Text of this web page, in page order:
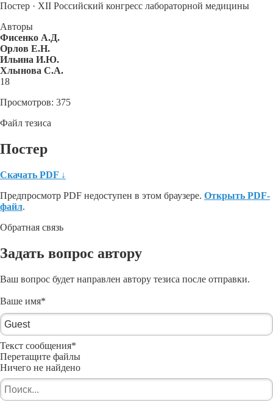
Постер · XII Российский конгресс лабораторной медицины
Авторы
Фисенко А.Д.
Орлов Е.Н.
Ильина И.Ю.
Хлынова С.А.
18
Просмотров: 375
Файл тезиса
Постер
Скачать PDF ↓
Предпросмотр PDF недоступен в этом браузере. Открыть PDF-
файл.
Обратная связь
Задать вопрос автору
Ваш вопрос будет направлен автору тезиса после отправки.
Ваше имя*
Текст сообщения*
Перетащите файлы
Ничего не найдено